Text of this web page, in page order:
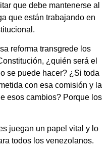
que debe mantenerse al
que están trabajando en
reforma transgrede los
¿quién será el
se puede hacer? ¿Si toda
con esa comisión y la
esos cambios? Porque los
juegan un papel vital y lo
todos los venezolanos.